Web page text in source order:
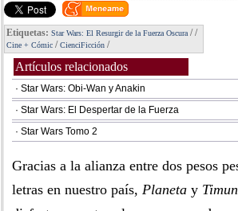
Etiquetas: Star Wars: El Resurgir de la Fuerza Oscura //
Cine + Cómic /CienciFicción /
Artículos relacionados
· Star Wars: Obi-Wan y Anakin
· Star Wars: El Despertar de la Fuerza
· Star Wars Tomo 2
Gracias a la alianza entre dos pesos
letras en nuestro país, Planeta y